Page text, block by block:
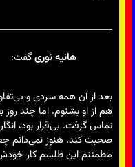
هانیه نوریگفت:
بعد از آن همه سردی و
هم از او بشنوم. اما چند
تماس گرفت. بی‌قرار بود،
صحبت کند. هنوز نمی‌دانم
مطمئنم این طلسم کار